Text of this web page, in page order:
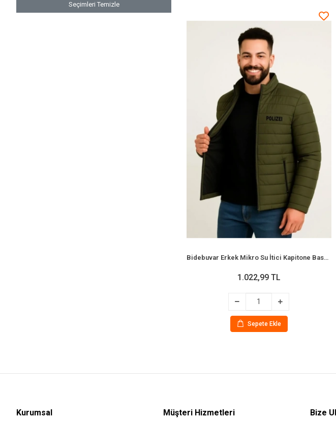
Seçimleri Temizle
Bidebuvar Erkek Mikro Su İtici Kapitone Baskılı Astarlı Fermuarlı Bomber Mont - Haki
1.022,99 TL
Sepete Ekle
Kurumsal Müşteri Hizmetleri Bize